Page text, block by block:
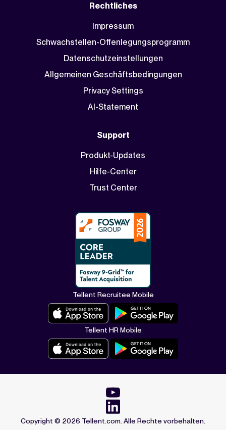
Rechtliches
Impressum
Schwachstellen-Offenlegungsprogramm
Datenschutzeinstellungen
Allgemeinen Geschäftsbedingungen
Privacy Settings
AI-Statement
Support
Produkt-Updates
Hilfe-Center
Trust Center
Tellent Recruitee Mobile
Tellent HR Mobile
Copyright © 2026 Tellent.com. Alle Rechte vorbehalten.